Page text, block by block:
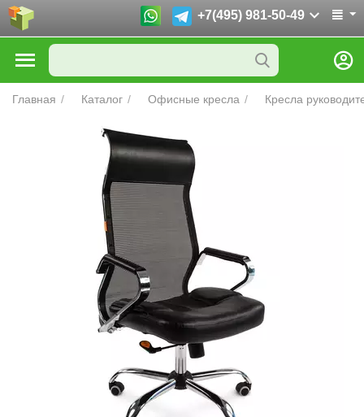
+7(495) 981-50-49
Главная / Каталог / Офисные кресла / Кресла